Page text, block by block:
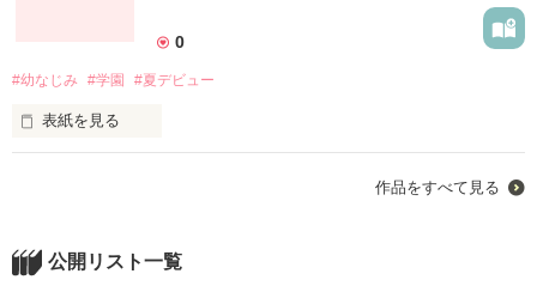
0
#幼なじみ #学園 #夏デビュー
表紙を見る
ーーーーーーーーーーーーーー
作品をすべて見る
公開リスト一覧